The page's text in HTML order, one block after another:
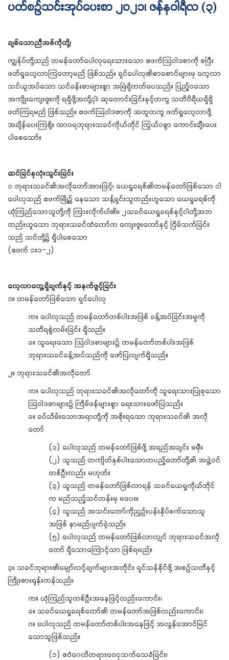
ပတ်စဉ်သင်းအုပ်ပေးစာ ၂၀၂၁၊ ဇန်နဝါရီလ (၃)
ချစ်သောညီအစ်ကိုတို့၊
ကျွန်ုပ်တို့သည် တမန်တော်ပေါလုရေးသားသော ဧဖက်သြဝါဒစာကို စပြီး
ဖတ်ရှုလေ့လာကြတော့မည် ဖြစ်သည်။ ရှင်ပေါလု၏စာစောင်များမှ လေ့လာ
သင်ယူအပ်သော သင်ခန်းစာများစွာ အမြဲရှိတတ်ပေသည်။ ပြည့်ဝသော
အကျိုးကျေးဇူးကို ရရှိဖို့အလို့ငှါ၊ ဆုတောင်းခြင်းနှင့်တကွ သတိဝိရိယရှိရှိ
ဖတ်ကြရမည် ဖြစ်သည်။ ဧဖက်သြဝါဒစာကို အတူတကွ ဖတ်ရှုလေ့လာဖို့
အချိန်ပေးကြစို့။ ထာဝရဘုရားသခင်ကိုယ်တိုင် ကြွယ်ဝစွာ ကောင်းချီးပေး
ပါစေသော်။
ဆင်ခြင်နှလုံးသွင်းခြင်း
၁ ဘုရားသခင်၏အလိုတော်အားဖြင့်၊ ယေရှုခရစ်၏တမန်တော်ဖြစ်သော ငါ
ပေါလုသည် ဧဖက်မြို့၌ နေသော သန့်ရှင်းသူတည်းဟူသော ယေရှုခရစ်ကို
ယုံကြည်သောသူတို့ကို ကြားလိုက်ပါ၏။ ၂သခင်ယေရှုခရစ်နှင့်ငါတို့အဘ
တည်းဟူသော ဘုရားသခင်ထံတော်က ကျေးဇူးတော်နှင့် ငြိမ်သက်ခြင်း
သည် သင်တို့၌ ရှိပါစေသော
(ဧဖက် ၁း၁-၂)
လေ့လာတွေ့ရှိချက်နှင့် အနက်ဖွင့်ခြင်း
၁။ တမန်တော်ဖြစ်သော ရှင်ပေါလု
က။ ပေါလုသည် တမန်တော်တစ်ပါးအဖြစ် ခန့်အပ်ခြင်းအမှုကို
သတိရစွဲလမ်းခြင်း ရှိသည်။
ခ။ သူရေးသော သြဝါဒစာများ၌ တမန်တော်တစ်ပါးအဖြစ်
ဘုရားသခင်ခန့်အပ်သည်ကို ဖော်ပြလျက်ရှိသည်။
၂။ ဘုရားသခင်၏အလိုတော်
က။ ပေါလုသည် ဘုရားသခင်၏အလိုတော်ကို သူရေးသားပြုစုသော
သြဝါဒစာများ၌ ကြိမ်ဖန်များစွာ ရေးသားဖော်ပြသည်။
ခ။ ခပ်သိမ်းသောအရာတို့ကို အစိုးရသော ဘုရားသခင်၏ အလို
တော်
(၁) ပေါလုသည် တမန်တော်ဖြစ်ဖို့ အရည်အချင်း မမှီ။
(၂) သူသည် တကျိတ်နှစ်ပါးသောတပည့်တော်တို့၏ အဖွဲ့ဝင်
တစ်ဦးလည်း မဟုတ်။
(၃) သူသည် တမန်တော်ဖြစ်လာရန် သခင်ယေရှုကိုယ်တိုင်
က မည်သည့်သင်တန်းမှ မပေး။
(၄) သူသည် အသင်းတော်ကိုညှဉ်းပန်းနှိပ်စက်သောသူ
အဖြစ် နာမည်ပျက်ခဲ့သည်။
(၅) ပေါလုသည် တမန်တော်ဖြစ်လာလျှင် ဘုရားသခင်အလို
တော် ရှိသောကြောင့်သာ ဖြစ်ရမည်။
၃။ သခင်ဘုရား၏မျှော်လင့်ချက်များအတိုင်း ရှင်သန်နိုင်ဖို့ အစဉ်သတိနှင့်
ကြိုးစားရုန်းကန်သည်။
က။ ယုံကြည်သူတစ်ဦးအနေဖြင့်လည်းကောင်း၊
ခ။ သခင်ယေရှုခရစ်တော်၏ တမန်တော်အဖြစ်လည်းကောင်း၊
ဂ။ ပေါလုသည် တမန်တော်တစ်ပါးအနေဖြင့် အလွန်အောင်မြင်
သောသူဖြစ်သည်။
(၁) ဧဝံဂေလိတရားဝေငှသက်သေခံခြင်း၊